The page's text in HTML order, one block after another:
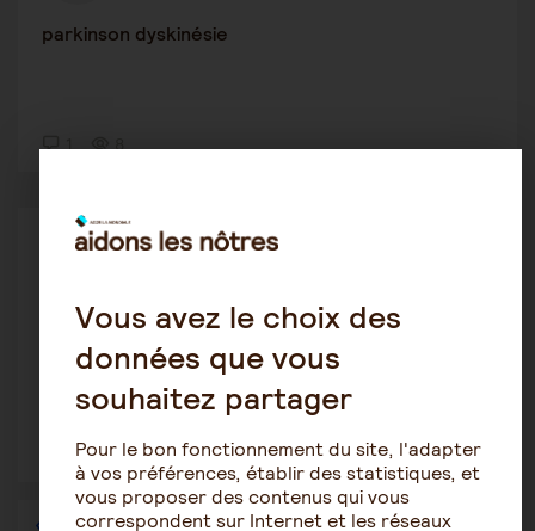
parkinson dyskinésie
1 8
Épuisement psychologique aidant
34
1 2 3 4 5 6 … 36
Vous avez le choix des
données que vous
souhaitez partager
Pour le bon fonctionnement du site, l'adapter
à vos préférences, établir des statistiques, et
vous proposer des contenus qui vous
correspondent sur Internet et les réseaux